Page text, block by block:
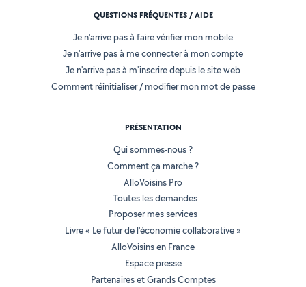
QUESTIONS FRÉQUENTES / AIDE
Je n'arrive pas à faire vérifier mon mobile
Je n'arrive pas à me connecter à mon compte
Je n'arrive pas à m'inscrire depuis le site web
Comment réinitialiser / modifier mon mot de passe
PRÉSENTATION
Qui sommes-nous ?
Comment ça marche ?
AlloVoisins Pro
Toutes les demandes
Proposer mes services
Livre « Le futur de l'économie collaborative »
AlloVoisins en France
Espace presse
Partenaires et Grands Comptes